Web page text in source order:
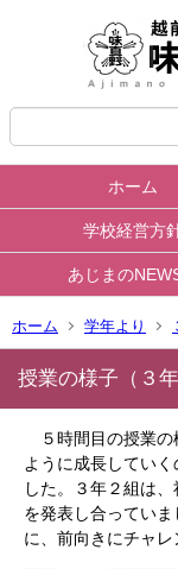
ホーム
学校経営方
あじまの
ホーム 学年より
授業の様子（３年
５時間目の授業の
ように成長してい
した。３年２組は
を発表し合ってい
に、前向きにチャレ